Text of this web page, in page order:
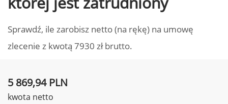
Sprawdź, ile zarobisz netto (na rękę) na umowę
zlecenie z kwotą 7930 zł brutto.
5 869,94 PLN
kwota netto